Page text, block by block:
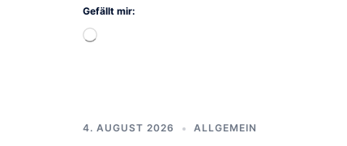
Gefällt mir:
Wird
4. AUGUST 2026 ALLGEMEIN